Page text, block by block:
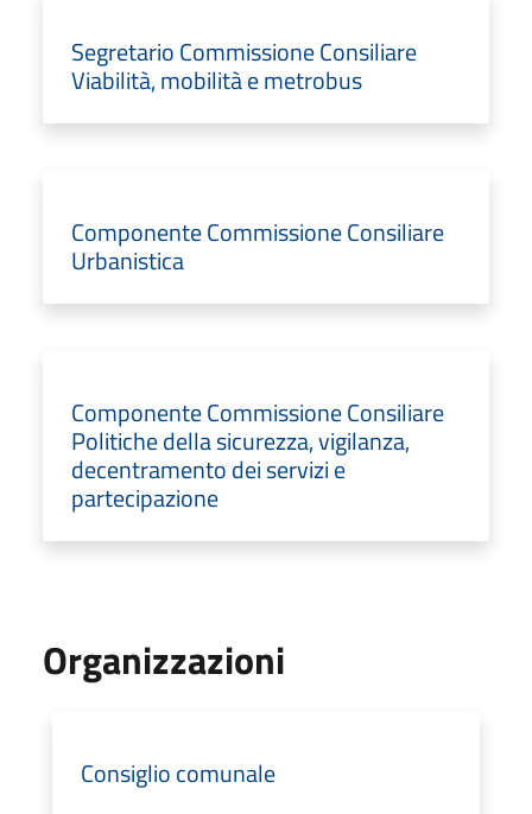
Segretario Commissione Consiliare
Viabilità, mobilità e metrobus
Componente Commissione Consiliare
Urbanistica
Componente Commissione Consiliare
Politiche della sicurezza, vigilanza,
decentramento dei servizi e
partecipazione
Organizzazioni
Consiglio comunale